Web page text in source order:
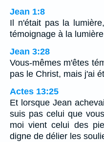
Jean 1:8
Il n'était pas la
témoignage à la
Jean 3:28
Vous-mêmes m'êtes
pas le Christ, mais j'ai
Actes 13:25
Et lorsque Jean
suis pas celui que
moi vient celui des
digne de délier les